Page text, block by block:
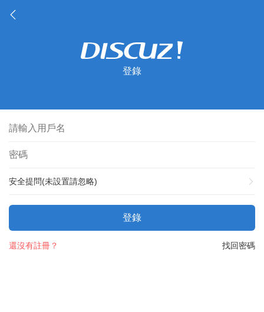
登錄
安全提問(未設置請忽略)
登錄
找回密碼
還沒有註冊？